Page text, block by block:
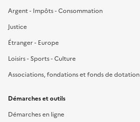
Argent - Impôts - Consommation
Justice
Étranger - Europe
Loisirs - Sports - Culture
Associations, fondations et fonds de dotation
Démarches et outils
Démarches en ligne